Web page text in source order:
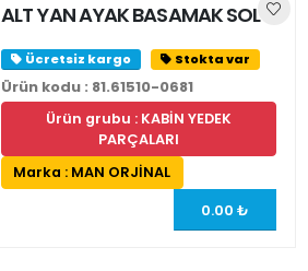
ALT YAN AYAK BASAMAK SOL
Ücretsiz kargo Stokta var
Ürün kodu : 81.61510-0681
Ürün grubu : KABİN YEDEK
PARÇALARI
Marka : MAN ORJİNAL
0.00 ₺